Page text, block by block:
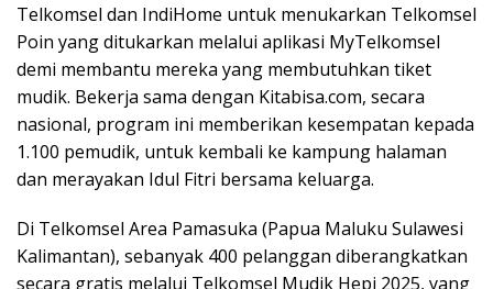
Telkomsel dan IndiHome untuk menukarkan Telkomsel
Poin yang ditukarkan melalui aplikasi MyTelkomsel
demi membantu mereka yang membutuhkan tiket
mudik. Bekerja sama dengan Kitabisa.com, secara
nasional, program ini memberikan kesempatan kepada
1.100 pemudik, untuk kembali ke kampung halaman
dan merayakan Idul Fitri bersama keluarga.
Di Telkomsel Area Pamasuka (Papua Maluku Sulawesi
Kalimantan), sebanyak 400 pelanggan diberangkatkan
secara gratis melalui Telkomsel Mudik Hepi 2025, yang